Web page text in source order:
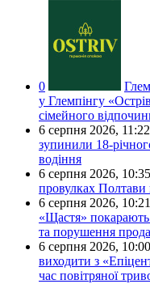
0
у Глемпінгу
сімейного
6 серпня 2026, 11:22
зупинили 18-
водіння
6 серпня 2026, 10:35
провулках Полтави
6 серпня 2026, 10:21
«Щастя»
та порушення
6 серпня 2026, 10:00
виходити з
час повітряної